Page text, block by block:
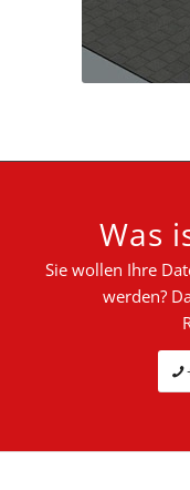
Was
Sie wollen Ihre
werden?